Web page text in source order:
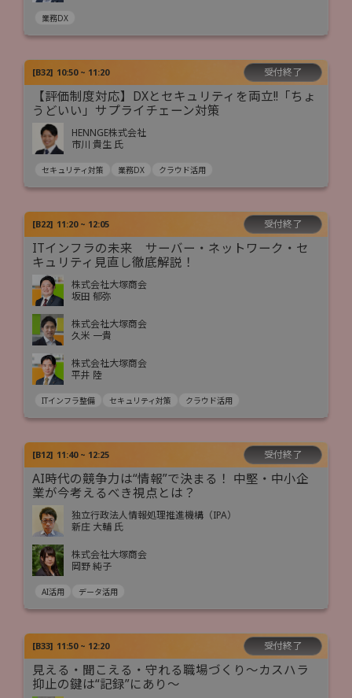
業務DX
[B32] 10:50 ~ 11:20 受付終了
【評価制度対応】DXとセキュリティを両立!!「ちょ
うどいい」サプライチェーン対策
HENNGE株式会社
市川 貴生 氏
セキュリティ対策 業務DX クラウド活用
[B22] 11:20 ~ 12:05 受付終了
ITインフラの未来 サーバー・ネットワーク・セ
キュリティ見直し徹底解説！
株式会社大塚商会
坂田 郁弥
株式会社大塚商会
久米 一貴
株式会社大塚商会
平井 陸
ITインフラ整備 セキュリティ対策 クラウド活用
[B12] 11:40 ~ 12:25 受付終了
AI時代の競争力は“情報”で決まる！ 中堅・中小企
業が今考えるべき視点とは？
独立行政法人情報処理推進機構（IPA）
新庄 大輔 氏
株式会社大塚商会
岡野 純子
AI活用 データ活用
[B33] 11:50 ~ 12:20 受付終了
見える・聞こえる・守れる職場づくり～カスハラ
抑止の鍵は“記録”にあり～